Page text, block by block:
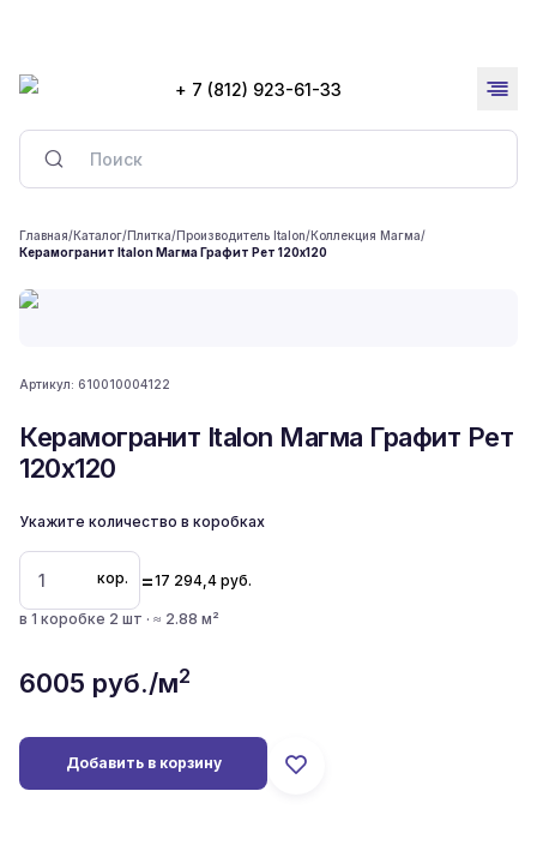
+ 7 (812) 923-61-33
Главная/Каталог/Плитка/Производитель Italon/Коллекция Магма/
Керамогранит Italon Магма Графит Рет 120x120
Артикул: 610010004122
Керамогранит Italon Магма Графит Рет
120x120
Укажите количество в коробках
кор. =17 294,4 руб.
в 1 коробке 2 шт · ≈ 2.88 м²
6005 руб./м2
Добавить в корзину